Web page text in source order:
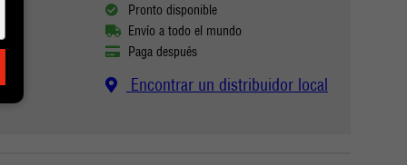
Pronto disponible
Envío a todo el mundo
Paga después
Encontrar un distribuidor local